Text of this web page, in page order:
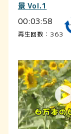
景 Vol.1
00:03:58
再生回数：363